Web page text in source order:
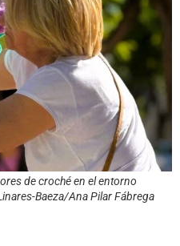
de croché en el entorno
Baeza/Ana Pilar Fábrega